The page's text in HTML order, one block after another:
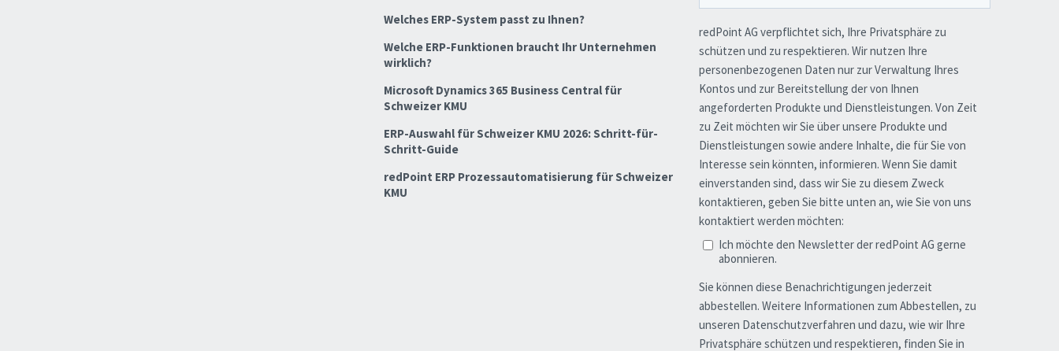
Welches ERP-System passt zu Ihnen?
Welche ERP-Funktionen braucht Ihr Unternehmen
wirklich?
Microsoft Dynamics 365 Business Central für
Schweizer KMU
ERP-Auswahl für Schweizer KMU 2026: Schritt-für-
Schritt-Guide
redPoint ERP Prozessautomatisierung für Schweizer
KMU